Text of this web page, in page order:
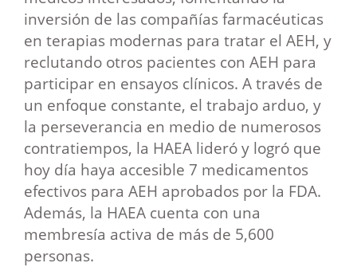
inversión de las compañías farmacéuticas
en terapias modernas para tratar el AEH, y
reclutando otros pacientes con AEH para
participar en ensayos clínicos. A través de
un enfoque constante, el trabajo arduo, y
la perseverancia en medio de numerosos
contratiempos, la HAEA lideró y logró que
hoy día haya accesible 7 medicamentos
efectivos para AEH aprobados por la FDA.
Además, la HAEA cuenta con una
membresía activa de más de 5,600
personas.